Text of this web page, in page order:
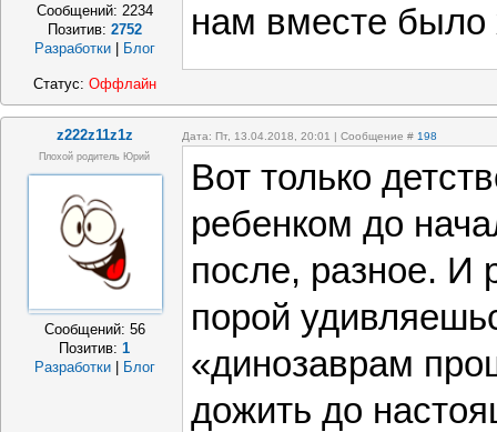
Сообщений: 2234
Позитив: 2752
Разработки
Блог
нам вместе
Статус: Оффлайн
z222z11z1z Дата: Пт, 13.04.2018, 20:01 | Сообщение # 198
Плохой родитель Юрий
Сообщений: 56
Позитив:1
Разработки
Блог
Вот только
ребенком до
после, разное. И
порой
«динозаврам
дожить до